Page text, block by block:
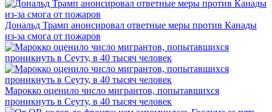
Дональд Трамп анонсировал ответные меры против Канады
из-за смога от пожаров
Марокко оценило число мигрантов, попытавшихся
проникнуть в Сеуту, в 40 тысяч человек